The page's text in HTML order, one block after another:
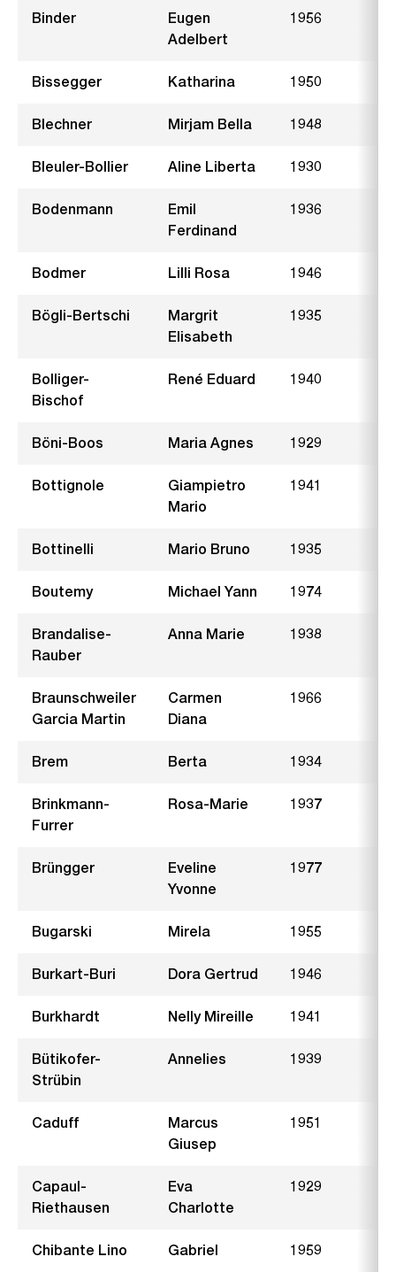
Binder
Eugen
Adelbert
1956
Bissegger Katharina 1950
Blechner Mirjam Bella 1948
Bleuler-Bollier Aline Liberta 1930
Bodenmann
Emil
Ferdinand
1936
Bodmer Lilli Rosa 1946
Bögli-Bertschi
Margrit
Elisabeth
1935
Bolliger-
Bischof
René Eduard 1940
Böni-Boos Maria Agnes 1929
Bottignole
Giampietro
Mario
1941
Bottinelli Mario Bruno 1935
Boutemy Michael Yann 1974
Brandalise-
Rauber
Anna Marie 1938
Braunschweiler
Garcia Martin
Carmen
Diana
1966
Brem Berta 1934
Brinkmann-
Furrer
Rosa-Marie 1937
Brüngger
Eveline
Yvonne
1977
Bugarski Mirela 1955
Burkart-Buri Dora Gertrud 1946
Burkhardt Nelly Mireille 1941
Bütikofer-
Strübin
Annelies 1939
Caduff
Marcus
Giusep
1951
Capaul-
Riethausen
Eva
Charlotte
1929
Chibante Lino Gabriel 1959